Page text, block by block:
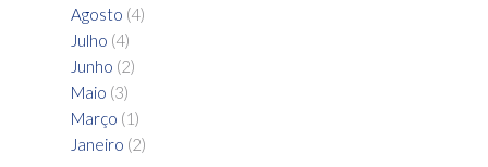
Agosto (4)
Julho (4)
Junho (2)
Maio (3)
Março (1)
Janeiro (2)